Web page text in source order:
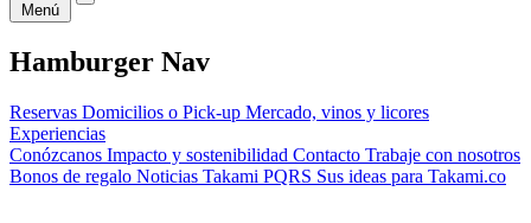
Menú
Hamburger Nav
Reservas Domicilios o Pick-up Mercado, vinos y licores
Experiencias
Conózcanos Impacto y sostenibilidad Contacto Trabaje con nosotros
Bonos de regalo Noticias Takami PQRS Sus ideas para Takami.co